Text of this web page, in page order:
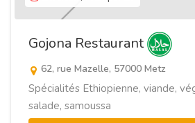
Gojona Restaurant
62, rue Mazelle, 57000 Metz
Spécialités Ethiopienne, viande,
salade, samoussa